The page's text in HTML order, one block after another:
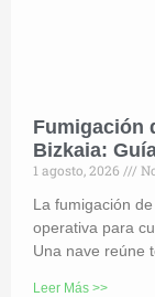
Fumigación
Bizkaia:
1 agosto, 2026
La fumigación
operativa para
Una nave reúne
Leer Más >>